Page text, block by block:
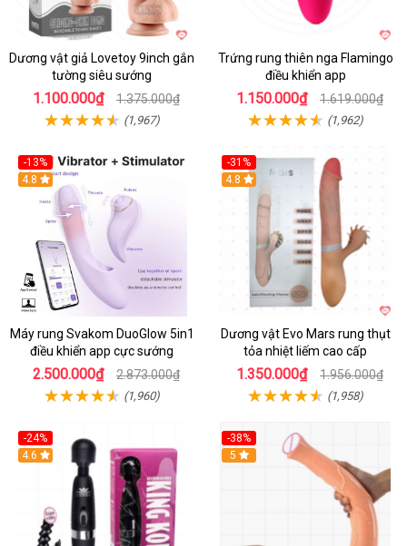
Dương vật giả Lovetoy 9inch gắn
tường siêu sướng
1.100.000₫ 1.375.000₫
(1,967)
Trứng rung thiên nga Flamingo
điều khiển app
1.150.000₫ 1.619.000₫
(1,962)
-13%
4.8
Máy rung Svakom DuoGlow 5in1
điều khiển app cực sướng
2.500.000₫ 2.873.000₫
(1,960)
-31%
4.8
Dương vật Evo Mars rung thụt
tỏa nhiệt liếm cao cấp
1.350.000₫ 1.956.000₫
(1,958)
-24%
4.6
-38%
Hot
5